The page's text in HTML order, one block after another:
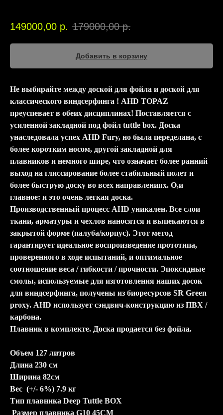
149000,00 р. 179000,00 р.
Добавить в корзину
Не выбирайте между доской для фойла и доской для
классического виндсерфинга ! AHD TOPAZ
преуспевает в обеих дисциплинах! Поставляется с
усиленной закладной под фойл tuttle box. Доска
унаследовала успех AHD Fury, но была переделана, с
более коротким носом, другой закладной для
плавников и немного шире, что означает более ранний
выход на глиссирование более стабильный полет и
более быструю доску во всех направлениях. О,и
главное: и это очень легкая доска.
Производственный процесс AHD уникален. Все слои
ткани, арматуры и чехлов наносятся и выпекаются в
закрытой форме (палуба/корпус). Этот метод
гарантирует идеальное воспроизведение прототипа,
проверенного в ходе испытаний, и оптимальное
соотношение веса / гибкости / прочности. Эпоксидные
смолы, используемые для изготовления наших досок
для виндсерфинга, получены из биоресурсов SR Green
proxy. AHD использует сэндвич-конструкцию из ПВХ /
карбона.
Плавник в комплекте. Доска продается без фойла.
Объем 127 литров
Длина 230 см
Ширина 82см
Вес (+/- 6%) 7.9 кг
Тип плавника Deep Tuttle BOX
Размер плавника G10 45СМ